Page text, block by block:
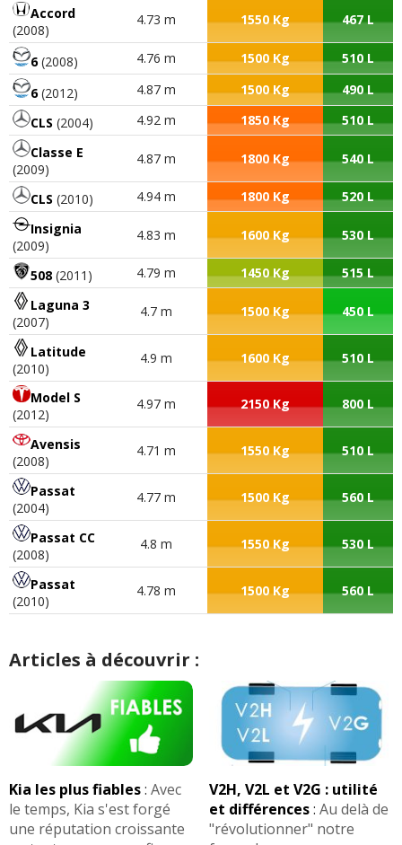
Accord
(2008)
4.73 m 1550 Kg 467 L
6(2008) 4.76 m 1500 Kg 510 L
6(2012) 4.87 m 1500 Kg
490 L
CLS (2004) 4.92 m 1850 Kg
510 L
Classe E
(2009)
4.87 m 1800 Kg 540 L
CLS (2010) 4.94 m 1800 Kg
520 L
Insignia
(2009)
4.83 m 1600 Kg 530 L
508 (2011) 4.79 m 1450 Kg
515 L
Laguna 3
(2007)
4.7 m 1500 Kg 450 L
Latitude
(2010)
4.9 m 1600 Kg 510 L
Model S
(2012)
4.97 m 2150 Kg 800 L
Avensis
(2008)
4.71 m 1550 Kg 510 L
Passat
(2004)
4.77 m 1500 Kg 560 L
Passat CC
(2008)
4.8 m 1550 Kg 530 L
Passat
(2010)
4.78 m 1500 Kg 560 L
Articles à découvrir :
Kia les plus fiables: Avec
le temps, Kia s'est forgé
une réputation croissante
V2H, V2L et V2G : utilité
et différences: Au delà de
"révolutionner" notre